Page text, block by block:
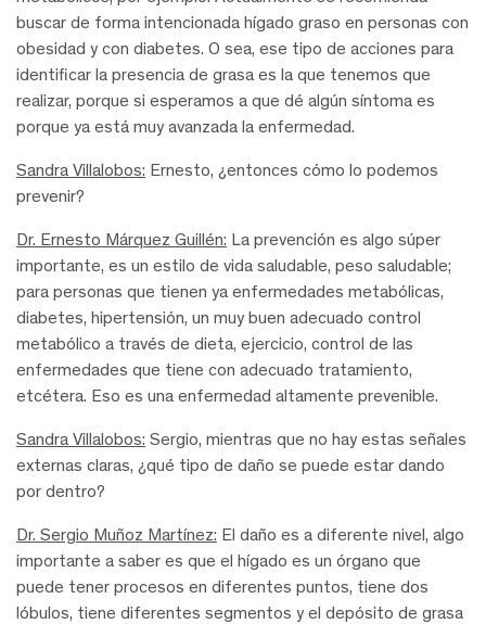
buscar de forma intencionada hígado graso en personas con
obesidad y con diabetes. O sea, ese tipo de acciones para
identificar la presencia de grasa es la que tenemos que
realizar, porque si esperamos a que dé algún síntoma es
porque ya está muy avanzada la enfermedad.
Sandra Villalobos: Ernesto, ¿entonces cómo lo podemos
prevenir?
Dr. Ernesto Márquez Guillén: La prevención es algo súper
importante, es un estilo de vida saludable, peso saludable;
para personas que tienen ya enfermedades metabólicas,
diabetes, hipertensión, un muy buen adecuado control
metabólico a través de dieta, ejercicio, control de las
enfermedades que tiene con adecuado tratamiento,
etcétera. Eso es una enfermedad altamente prevenible.
Sandra Villalobos: Sergio, mientras que no hay estas señales
externas claras, ¿qué tipo de daño se puede estar dando
por dentro?
Dr. Sergio Muñoz Martínez: El daño es a diferente nivel, algo
importante a saber es que el hígado es un órgano que
puede tener procesos en diferentes puntos, tiene dos
lóbulos, tiene diferentes segmentos y el depósito de grasa